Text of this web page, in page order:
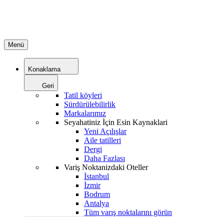
Menü
Konaklama
Geri
Tatil köyleri
Sürdürülebilirlik
Markalarımız
Seyahatiniz İçin Esin Kaynaklari
Yeni Açılışlar
Aile tatilleri
Dergi
Daha Fazlası
Variş Noktanizdaki Oteller
İstanbul
İzmir
Bodrum
Antalya
Tüm varış noktalarını görün